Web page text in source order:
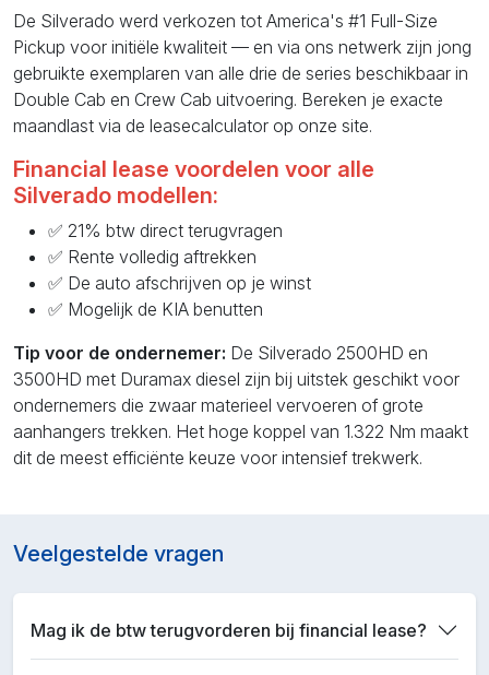
De Silverado werd verkozen tot America's #1 Full-Size
Pickup voor initiële kwaliteit — en via ons netwerk zijn jong
gebruikte exemplaren van alle drie de series beschikbaar in
Double Cab en Crew Cab uitvoering. Bereken je exacte
maandlast via de leasecalculator op onze site.
Financial lease voordelen voor alle
Silverado modellen:
✅ 21% btw direct terugvragen
✅ Rente volledig aftrekken
✅ De auto afschrijven op je winst
✅ Mogelijk de KIA benutten
Tip voor de ondernemer: De Silverado 2500HD en
3500HD met Duramax diesel zijn bij uitstek geschikt voor
ondernemers die zwaar materieel vervoeren of grote
aanhangers trekken. Het hoge koppel van 1.322 Nm maakt
dit de meest efficiënte keuze voor intensief trekwerk.
Veelgestelde vragen
Mag ik de btw terugvorderen bij financial lease?